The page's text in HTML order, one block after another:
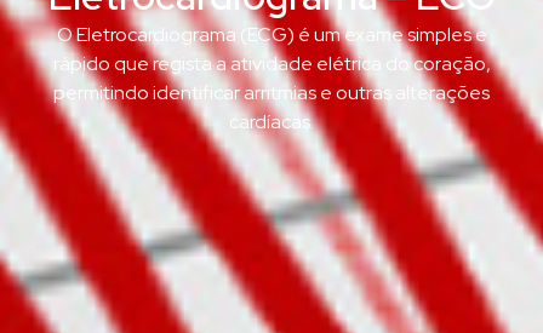
O Eletrocardiograma (ECG) é um exame simples e
rápido que regista a atividade elétrica do coração,
permitindo identificar arritmias e outras alterações
cardíacas.